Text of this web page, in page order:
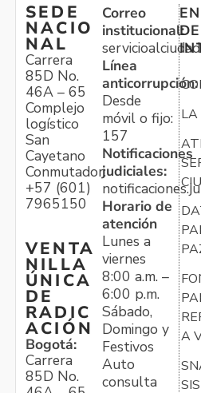
SEDE
NACIO
NAL
Carrera
85D No.
46A – 65
Complejo
logístico
San
Cayetano
Conmutador:
+57 (601)
7965150
VENTA
NILLA
ÚNICA
DE
RADIC
ACIÓN
Bogotá:
Carrera
85D No.
Correo
institucional:
Línea
anticorrupción:
Desde
móvil o fijo:
157
Notificaciones
judiciales:
Horario de
atención
Lunes a
viernes
8:00 a.m. –
6:00 p.m.
Sábado,
Domingo y
Festivos
Auto
consulta
DE
LA
A